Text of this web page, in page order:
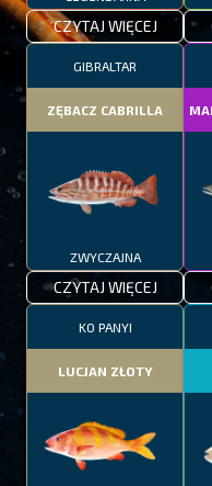
CZYTAJ WIĘCEJ
GIBRALTAR
ZĘBACZ CABRILLA
ZWYCZAJNA
CZYTAJ WIĘCEJ
KO PANYI
LUCJAN ZŁOTY